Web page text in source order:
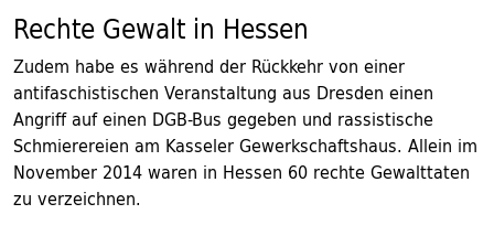
Rechte Gewalt in Hessen
Zudem habe es während der Rückkehr von einer
antifaschistischen Veranstaltung aus Dresden einen
Angriff auf einen DGB-Bus gegeben und rassistische
Schmierereien am Kasseler Gewerkschaftshaus. Allein im
November 2014 waren in Hessen 60 rechte Gewalttaten
zu verzeichnen.